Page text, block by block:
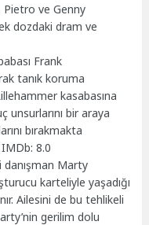
Pietro ve Genny
dozdaki dram ve
Frank
tanık koruma
kasabasına
unsurlarını bir araya
bırakmakta
IMDb: 8.0
danışman Marty
karteliyle yaşadığı
Ailesini de bu tehlikeli
gerilim dolu